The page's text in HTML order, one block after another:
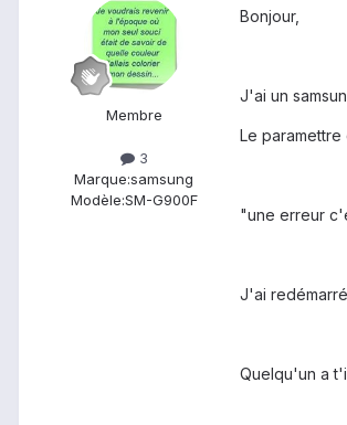
Membre
3
Marque:samsung
Modèle:SM-G900F
Bonjour,
J'ai un
Le
"une erreur
J'ai
Quelqu'un a